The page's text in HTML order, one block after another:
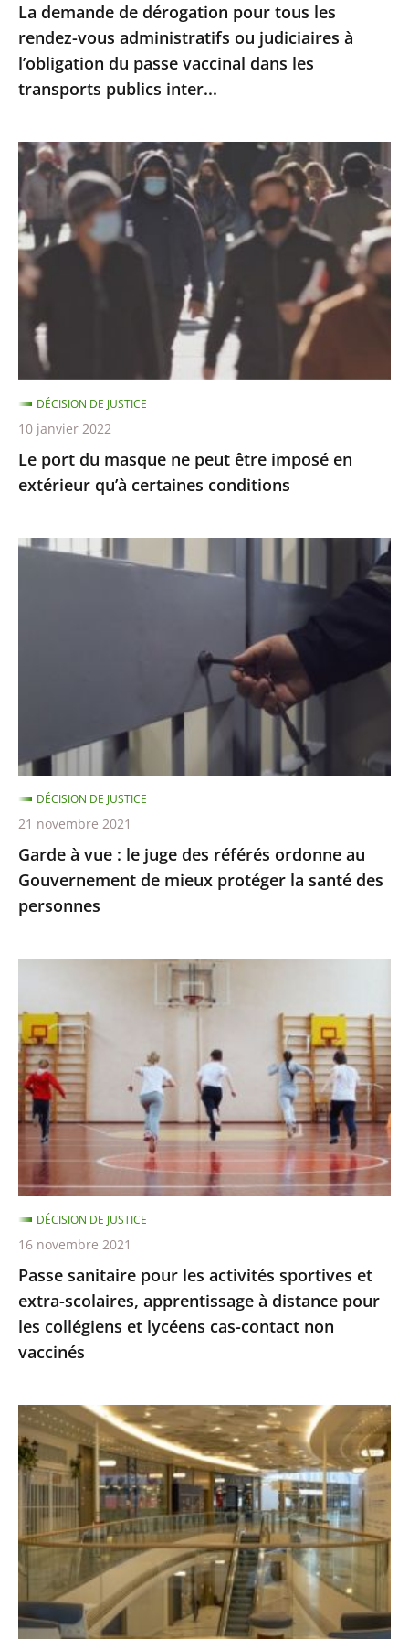
à
l’obligation
du
passe
dans
les
transports
publics
inter...
La demande de dérogation pour tous les
rendez-vous administratifs ou judiciaires à
l’obligation du passe vaccinal dans les
transports publics inter...
Le
port
du
masque
ne
peut
imposé
extérieur
qu’à
certaines
conditions
Le port du masque ne peut être imposé en
extérieur qu’à certaines conditions
DÉCISION DE JUSTICE
10 janvier 2022
Garde
ordonne
au
Gouvernement
de
mieux
protéger
la
des
Garde à vue : le juge des référés ordonne au
Gouvernement de mieux protéger la santé des
personnes
DÉCISION DE JUSTICE
21 novembre 2021
pour
les
activités
sportives
et
extra-
scolaires,
apprentissage
à
distance
pour
les
collégiens
et
cas-
contact
non
vaccinés
Passe sanitaire pour les activités sportives et
extra-scolaires, apprentissage à distance pour
les collégiens et lycéens cas-contact non
vaccinés
DÉCISION DE JUSTICE
16 novembre 2021
Centres
commerciaux
des
Alpes-
Maritimes
:
le
Conseil
d'État